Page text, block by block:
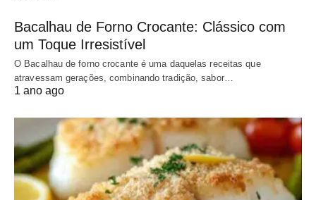
Bacalhau de Forno Crocante: Clássico com
um Toque Irresistível
O Bacalhau de forno crocante é uma daquelas receitas que
atravessam gerações, combinando tradição, sabor…
1 ano ago